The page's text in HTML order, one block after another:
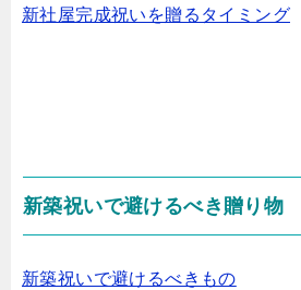
新社屋完成祝いを贈るタイミング
新築祝いで避けるべき贈り物
新築祝いで避けるべきもの